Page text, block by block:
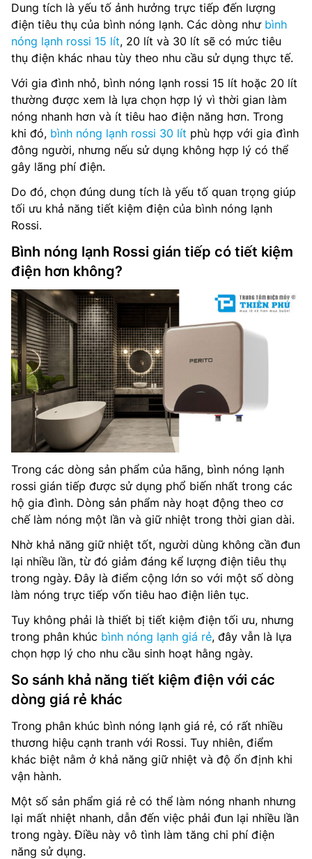
Dung tích là yếu tố ảnh hưởng trực tiếp đến lượng
điện tiêu thụ của bình nóng lạnh. Các dòng như bình
nóng lạnh rossi 15 lít, 20 lít và 30 lít sẽ có mức tiêu
thụ điện khác nhau tùy theo nhu cầu sử dụng thực tế.
Với gia đình nhỏ, bình nóng lạnh rossi 15 lít hoặc 20 lít
thường được xem là lựa chọn hợp lý vì thời gian làm
nóng nhanh hơn và ít tiêu hao điện năng hơn. Trong
khi đó, bình nóng lạnh rossi 30 lít phù hợp với gia đình
đông người, nhưng nếu sử dụng không hợp lý có thể
gây lãng phí điện.
Do đó, chọn đúng dung tích là yếu tố quan trọng giúp
tối ưu khả năng tiết kiệm điện của bình nóng lạnh
Rossi.
Bình nóng lạnh Rossi gián tiếp có tiết kiệm
điện hơn không?
Trong các dòng sản phẩm của hãng, bình nóng lạnh
rossi gián tiếp được sử dụng phổ biến nhất trong các
hộ gia đình. Dòng sản phẩm này hoạt động theo cơ
chế làm nóng một lần và giữ nhiệt trong thời gian dài.
Nhờ khả năng giữ nhiệt tốt, người dùng không cần đun
lại nhiều lần, từ đó giảm đáng kể lượng điện tiêu thụ
trong ngày. Đây là điểm cộng lớn so với một số dòng
làm nóng trực tiếp vốn tiêu hao điện liên tục.
Tuy không phải là thiết bị tiết kiệm điện tối ưu, nhưng
trong phân khúc bình nóng lạnh giá rẻ, đây vẫn là lựa
chọn hợp lý cho nhu cầu sinh hoạt hằng ngày.
So sánh khả năng tiết kiệm điện với các
dòng giá rẻ khác
Trong phân khúc bình nóng lạnh giá rẻ, có rất nhiều
thương hiệu cạnh tranh với Rossi. Tuy nhiên, điểm
khác biệt nằm ở khả năng giữ nhiệt và độ ổn định khi
vận hành.
Một số sản phẩm giá rẻ có thể làm nóng nhanh nhưng
lại mất nhiệt nhanh, dẫn đến việc phải đun lại nhiều lần
trong ngày. Điều này vô tình làm tăng chi phí điện
năng sử dụng.